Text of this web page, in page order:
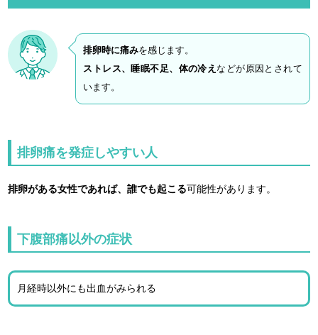
排卵時に痛みを感じます。
ストレス、睡眠不足、体の冷えなどが原因とされて
います。
排卵痛を発症しやすい人
排卵がある女性であれば、誰でも起こる可能性があります。
下腹部痛以外の症状
月経時以外にも出血がみられる